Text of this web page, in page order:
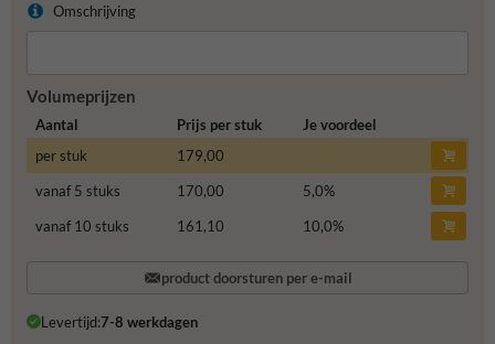
Omschrijving
Volumeprijzen
Aantal Prijs per stuk
Je voordeel
per stuk
179,00
vanaf 5 stuks
170,00 5,0%
vanaf 10 stuks
161,10 10,0%
product doorsturen per e-mail
Levertijd:7-8 werkdagen